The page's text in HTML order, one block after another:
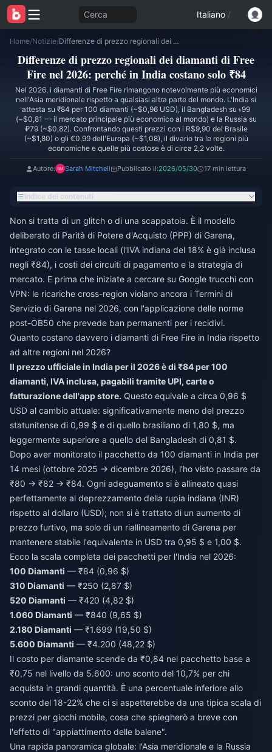
Cerca Italiano /
Home/Notizie/ Differenze di prezzo regionali dei diamanti di Free Fire nel 2026: perché in India costano solo ₹84
Differenze di prezzo regionali dei diamanti di Free
Fire nel 2026: perché in India costano solo ₹84
Nel 2026, i diamanti di Free Fire rimangono notevolmente più economici
nell'Asia meridionale rispetto a qualsiasi altra parte del mondo. L'India si
attesta su ₹84 per 100 diamanti (~$0,96 USD), il Bangladesh su ৳99
(~$0,81 — il mercato principale più economico al mondo) e la Russia su
₽79 (~$0,82). Confrontando questi prezzi con i R$9,90 del Brasile
(~$1,80) o gli €0,99 dell'Europa (~$1,08), il divario tra le regioni più
economiche e quelle più costose è di circa 2,2 volte.
Autore: Sarah Mitchell Pubblicato il:2026/05/30 17 min lettura
Indice dei contenuti
Non si tratta di un glitch o di una scappatoia. È il modello
deliberato di Parità di Potere d'Acquisto (PPP) di Garena,
integrato con le tasse locali (l'IVA indiana del 18% è già inclusa
negli ₹84), i costi dei circuiti di pagamento e la strategia di
mercato. E prima che iniziate a cercare su Google trucchi con
VPN: le ricariche cross-region violano ancora i Termini di
Servizio di Garena nel 2026, con l'applicazione delle norme
post-OB50 che prevede ban permanenti per i recidivi.
Quanto costano davvero i diamanti di Free Fire in India rispetto
ad altre regioni nel 2026?
Il prezzo ufficiale in India per il 2026 è di ₹84 per 100
diamanti, IVA inclusa, pagabili tramite UPI, carte o
fatturazione dell'app store. Questo equivale a circa 0,96 $
USD al cambio attuale: significativamente meno del prezzo
statunitense di 0,99 $ e di quello brasiliano di 1,80 $, ma
leggermente superiore a quello del Bangladesh di 0,81 $.
Dopo aver monitorato il pacchetto da 100 diamanti in India per
14 mesi (ottobre 2025 → dicembre 2026), l'ho visto passare da
₹80 → ₹82 → ₹84. Ogni adeguamento si è allineato quasi
perfettamente al deprezzamento della rupia indiana (INR)
rispetto al dollaro (USD); non si è trattato di un aumento di
prezzo furtivo, ma solo di un riallineamento di Garena per
mantenere stabile l'equivalente in USD tra 0,95 $ e 1,00 $.
Ecco la scala completa dei pacchetti per l'India nel 2026:
100 Diamanti — ₹84 (0,96 $)
310 Diamanti — ₹250 (2,87 $)
520 Diamanti — ₹420 (4,82 $)
1.060 Diamanti — ₹840 (9,65 $)
2.180 Diamanti — ₹1.699 (19,50 $)
5.600 Diamanti — ₹4.200 (48,22 $)
Il costo per diamante scende da ₹0,84 nel pacchetto base a
₹0,75 nel livello da 5.600: uno sconto del 10,7% per chi
acquista in grandi quantità. È una percentuale inferiore allo
sconto del 18-22% che ci si aspetterebbe da una tipica scala di
prezzi per giochi mobile, cosa che spiegherò a breve con
l'effetto di "appiattimento delle balene".
Una rapida panoramica globale: l'Asia meridionale e la Russia